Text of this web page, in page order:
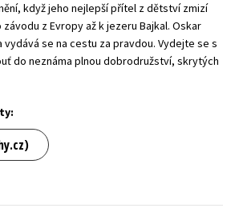
když jeho nejlepší přítel z dětství zmizí
z Evropy až k jezeru Bajkal. Oskar
se na cestu za pravdou. Vydejte se s
do neznáma plnou dobrodružství, skrytých